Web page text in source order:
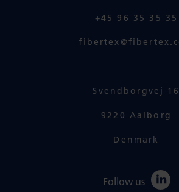
+45 96 35 35 35
Svendborgvej 16
9220 Aalborg
Denmark
Follow us